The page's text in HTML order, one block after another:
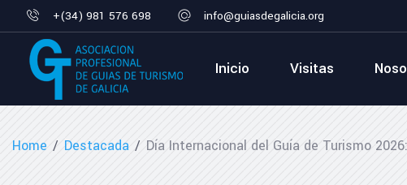
+(34) 981 576 698 info@guiasdegalicia.org
Inicio Visitas
Home / Destacada / Día Internacional del Guía de Turismo